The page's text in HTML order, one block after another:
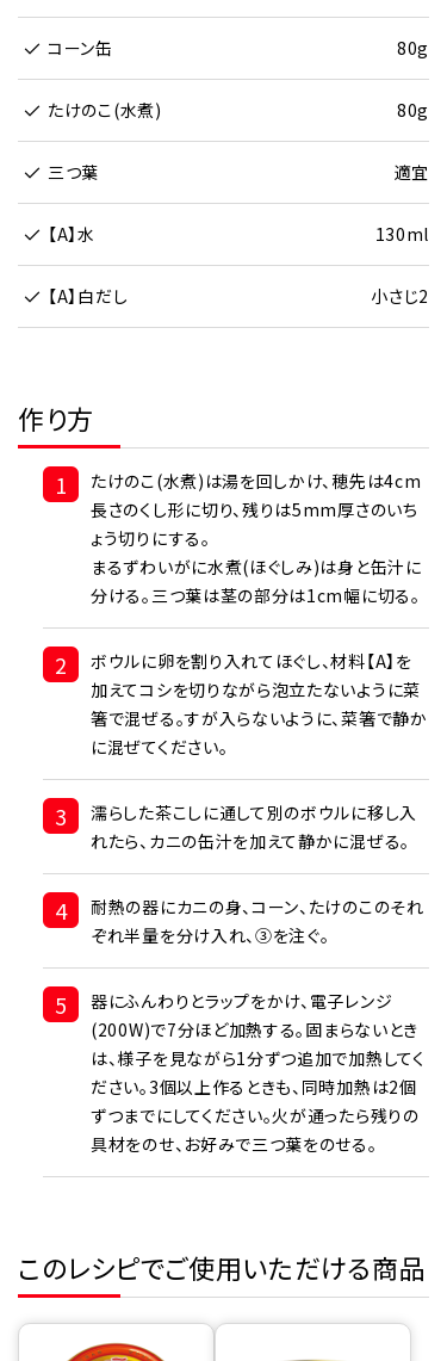
コーン缶 80g
たけのこ(水煮) 80g
三つ葉 適宜
【A】水 130ml
【A】白だし 小さじ2
作り方
1
たけのこ(水煮)は湯を回しかけ、穂先は4cm
長さのくし形に切り、残りは5mm厚さのいち
ょう切りにする。
まるずわいがに水煮(ほぐしみ)は身と缶汁に
分ける。三つ葉は茎の部分は1cm幅に切る。
2
ボウルに卵を割り入れてほぐし、材料【A】を
加えてコシを切りながら泡立たないように菜
箸で混ぜる。すが入らないように、菜箸で静か
に混ぜてください。
3
濡らした茶こしに通して別のボウルに移し入
れたら、カニの缶汁を加えて静かに混ぜる。
4
耐熱の器にカニの身、コーン、たけのこのそれ
ぞれ半量を分け入れ、③を注ぐ。
5
器にふんわりとラップをかけ、電子レンジ
(200W)で7分ほど加熱する。固まらないとき
は、様子を見ながら1分ずつ追加で加熱してく
ださい。3個以上作るときも、同時加熱は2個
ずつまでにしてください。火が通ったら残りの
具材をのせ、お好みで三つ葉をのせる。
このレシピでご使用いただける商品